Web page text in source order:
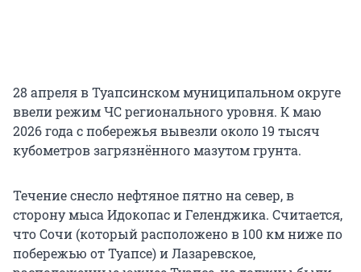
28 апреля в Туапсинском муниципальном округе
ввели режим ЧС регионального уровня. К маю
2026 года с побережья вывезли около 19 тысяч
кубометров загрязнённого мазутом грунта.
Течение снесло нефтяное пятно на север, в
сторону мыса Идокопас и Геленджика. Считается,
что Сочи (который расположено в 100 км ниже по
побережью от Туапсе) и Лазаревское,